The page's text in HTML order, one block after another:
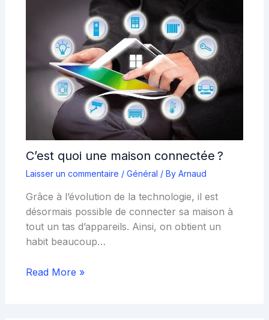
C’est quoi une maison connectée ?
Laisser un commentaire / Général / By Arnaud
Grâce à l’évolution de la technologie, il est
désormais possible de connecter sa maison à
tout un tas d’appareils. Ainsi, on obtient un
habit beaucoup…
Read More »